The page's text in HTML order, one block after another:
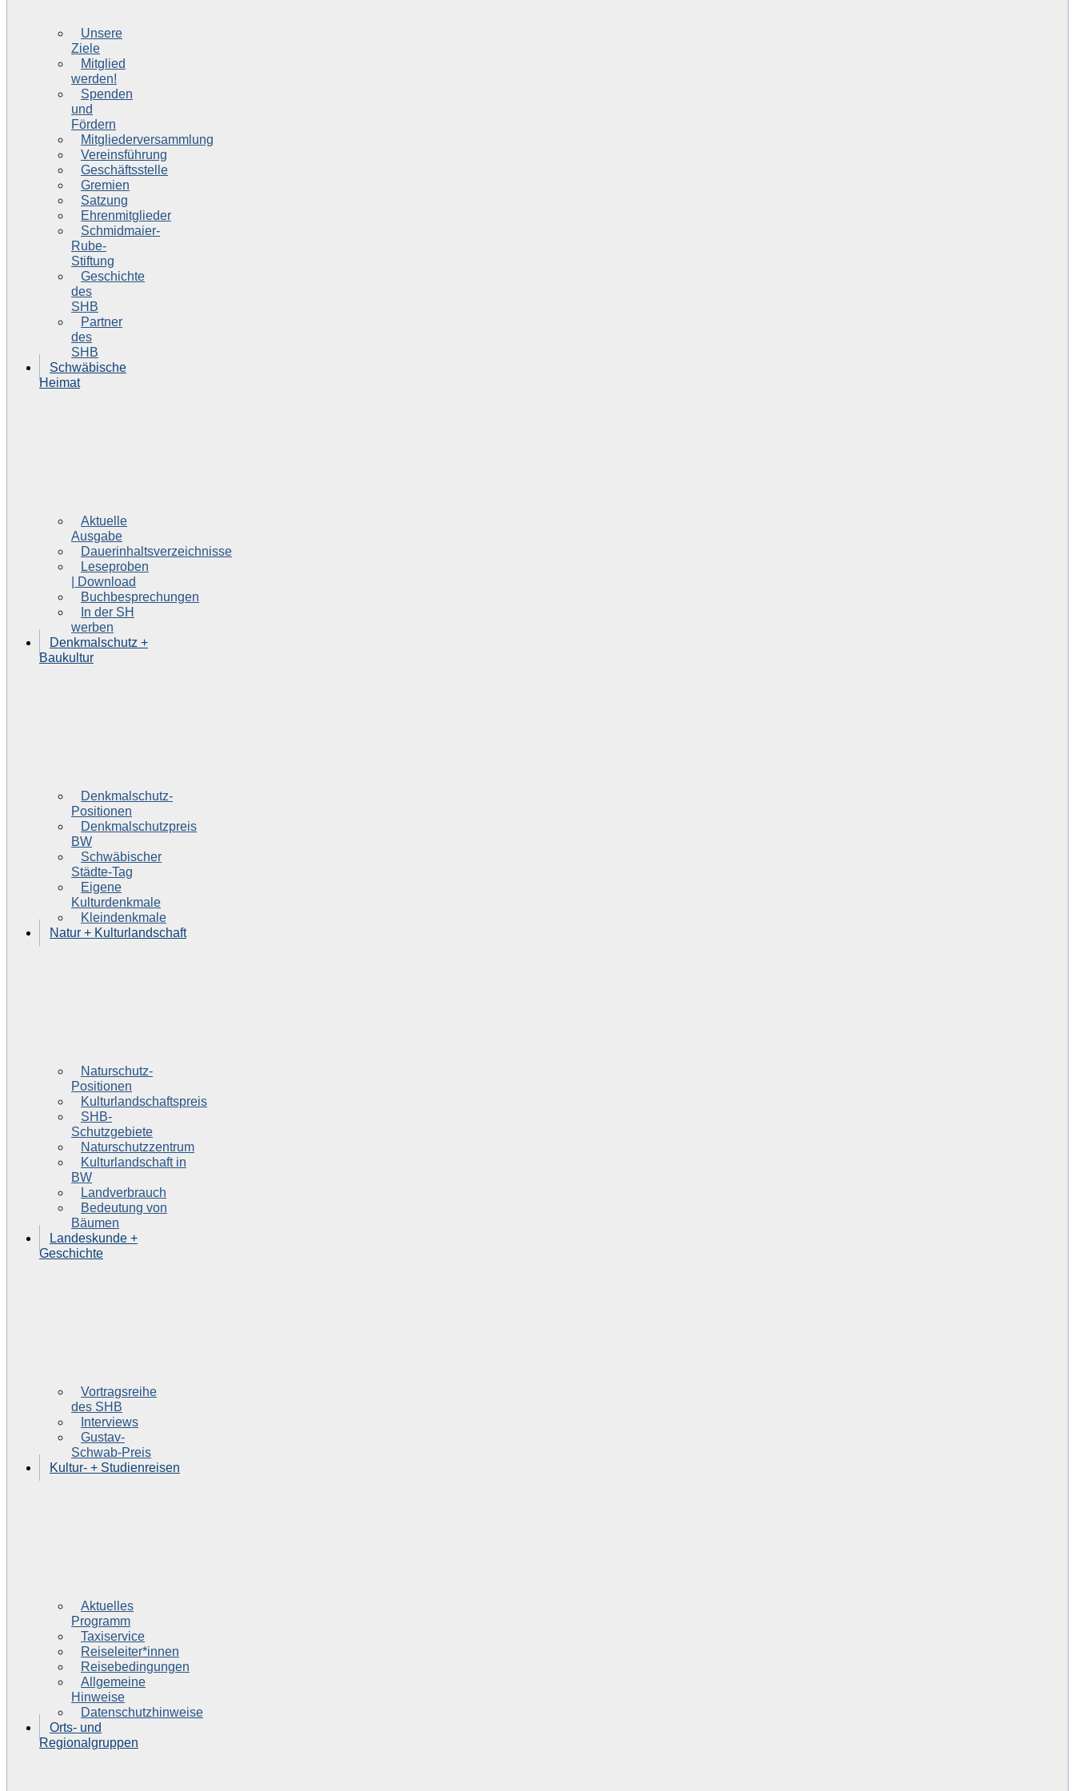
Unsere
Ziele
Mitglied
werden!
Spenden
und
Fördern
Mitgliederversammlung
Vereinsführung
Geschäftsstelle
Gremien
Satzung
Ehrenmitglieder
Schmidmaier-
Rube-
Stiftung
Geschichte
des
SHB
Partner
des
SHB
Schwäbische
Heimat
Aktuelle
Ausgabe
Dauerinhaltsverzeichnisse
Leseproben
| Download
Buchbesprechungen
In der SH
werben
Denkmalschutz +
Baukultur
Denkmalschutz-
Positionen
Denkmalschutzpreis
BW
Schwäbischer
Städte-Tag
Eigene
Kulturdenkmale
Kleindenkmale
Natur + Kulturlandschaft
Naturschutz-
Positionen
Kulturlandschaftspreis
SHB-
Schutzgebiete
Naturschutzzentrum
Kulturlandschaft in
BW
Landverbrauch
Bedeutung von
Bäumen
Landeskunde +
Geschichte
Vortragsreihe
des SHB
Interviews
Gustav-
Schwab-Preis
Kultur- + Studienreisen
Aktuelles
Programm
Taxiservice
Reiseleiter*innen
Reisebedingungen
Allgemeine
Hinweise
Datenschutzhinweise
Orts- und
Regionalgruppen